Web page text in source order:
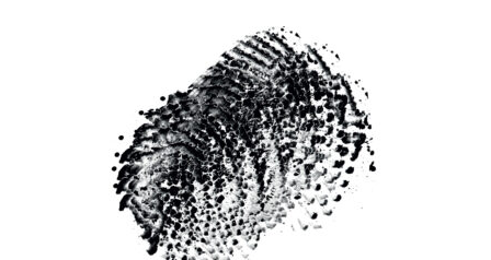
septembre
2024,
2
créations
de
Laurence
Marthouret
et
Patrick